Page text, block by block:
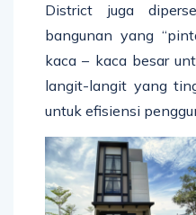
District juga
bangunan yang
kaca – kaca besar
langit-langit yang
untuk efisiensi